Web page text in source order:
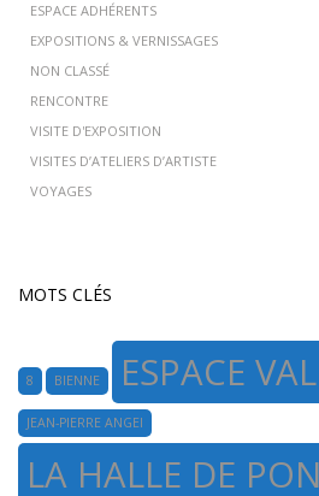
ESPACE ADHÉRENTS
EXPOSITIONS & VERNISSAGES
NON CLASSÉ
RENCONTRE
VISITE D'EXPOSITION
VISITES D’ATELIERS D’ARTISTE
VOYAGES
MOTS CLÉS
8 BIENNE ESPACE
JEAN-PIERRE ANGEI
LA HALLE DE